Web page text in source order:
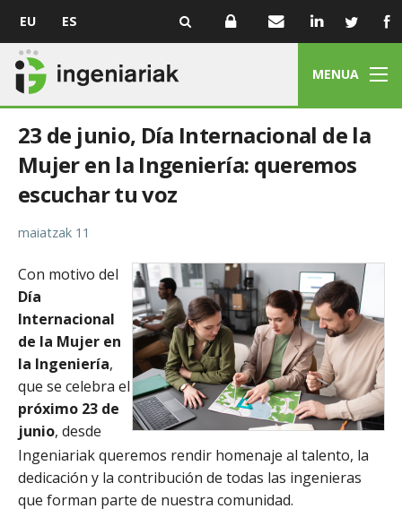
EU ES
MENUA
23 de junio, Día Internacional de la
Mujer en la Ingeniería: queremos
escuchar tu voz
maiatzak 11
Con motivo del
Día
Internacional
de la Mujer en
la Ingeniería,
que se celebra el
próximo 23 de
junio, desde
Ingeniariak queremos rendir homenaje al talento, la
dedicación y la contribución de todas las ingenieras
que forman parte de nuestra comunidad.